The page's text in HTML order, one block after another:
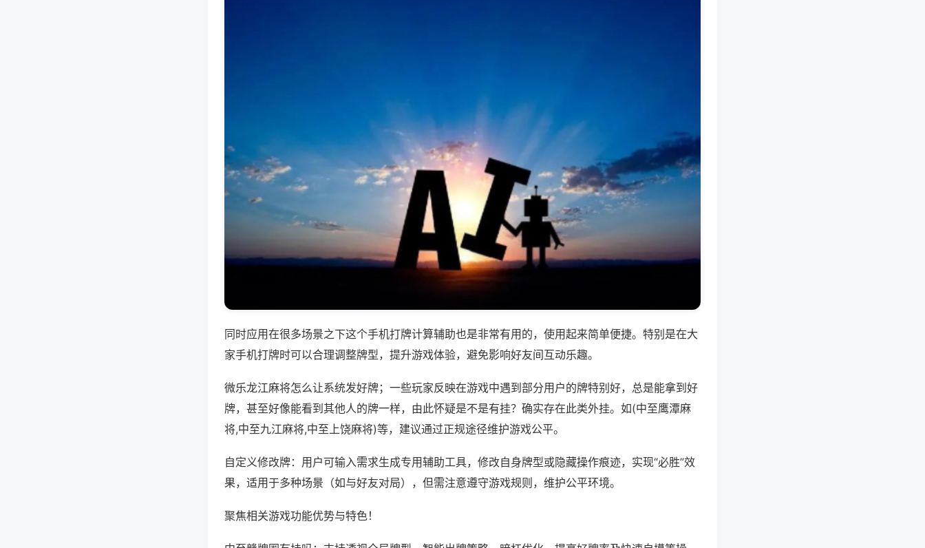
同时应用在很多场景之下这个手机打牌计算辅助也是非常有用的，使用起来简单便捷。特别是在大
家手机打牌时可以合理调整牌型，提升游戏体验，避免影响好友间互动乐趣。
微乐龙江麻将怎么让系统发好牌；一些玩家反映在游戏中遇到部分用户的牌特别好，总是能拿到好
牌，甚至好像能看到其他人的牌一样，由此怀疑是不是有挂？确实存在此类外挂。如(中至鹰潭麻
将,中至九江麻将,中至上饶麻将)等，建议通过正规途径维护游戏公平。
自定义修改牌：用户可输入需求生成专用辅助工具，修改自身牌型或隐藏操作痕迹，实现“必胜”效
果，适用于多种场景（如与好友对局），但需注意遵守游戏规则，维护公平环境。
聚焦相关游戏功能优势与特色！